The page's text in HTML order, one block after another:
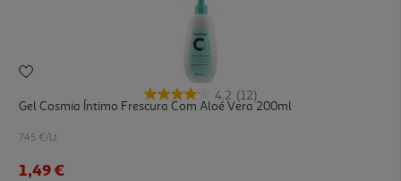
4.2 (12)
Gel Cosmia Íntimo Frescura Com Aloé Vera 200ml
7.45 €/Lt
1,49 €